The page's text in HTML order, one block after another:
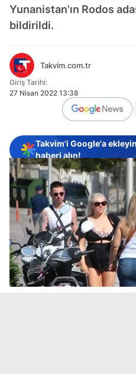
Yunanistan’ın Rodos
bildirildi.
Takvim.com.tr
Giriş Tarihi:
27 Nisan 2022 13:38
Takvim'i Google'a
haberi alın!